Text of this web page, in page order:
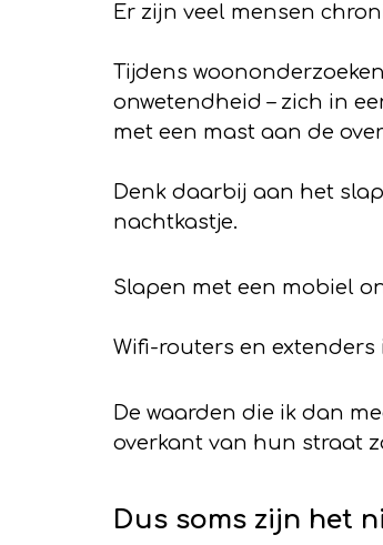
Er zijn veel mensen
Tijdens
onwetendheid – zich in
met een mast aan de
Denk daarbij aan het
nachtkastje.
Slapen met een mobiel
Wifi-routers en extenders
De waarden die ik dan
overkant van hun straat
Dus soms zijn het